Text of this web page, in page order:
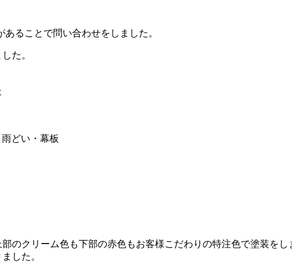
ることで問い合わせをしました。
た。
どい・幕板
のクリーム色も下部の赤色もお客様こだわりの特注色で塗装を
した。